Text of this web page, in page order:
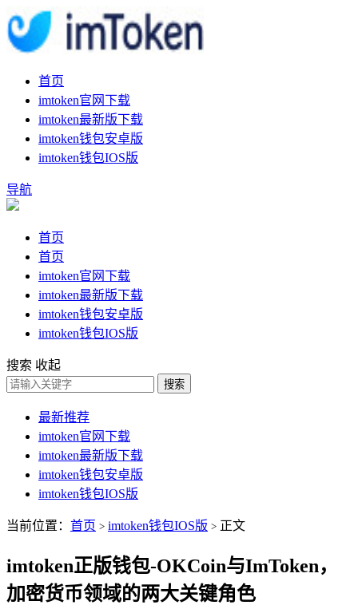
首页
imtoken官网下载
imtoken最新版下载
imtoken钱包安卓版
imtoken钱包IOS版
导航
首页
首页
imtoken官网下载
imtoken最新版下载
imtoken钱包安卓版
imtoken钱包IOS版
搜索 收起
搜索
最新推荐
imtoken官网下载
imtoken最新版下载
imtoken钱包安卓版
imtoken钱包IOS版
当前位置： 首页 > imtoken钱包IOS版 > 正文
imtoken正版钱包-OKCoin与ImToken，
加密货币领域的两大关键角色